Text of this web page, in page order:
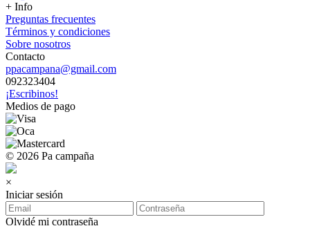
+ Info
Preguntas frecuentes
Términos y condiciones
Sobre nosotros
Contacto
ppacampana@gmail.com
092323404
¡Escribinos!
Medios de pago
© 2026 Pa campaña
×
Iniciar sesión
Olvidé mi contraseña